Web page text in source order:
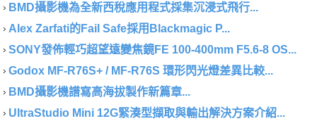
BMD攝影機為全新西稅應用程式採集沉浸式飛行...
Alex Zarfati的Fail Safe採用Blackmagic P...
SONY發佈輕巧超望遠變焦鏡FE 100-400mm F5.6-8 OS...
Godox MF-R76S+ / MF-R76S 環形閃光燈差異比較...
BMD攝影機譜寫高海拔製作新篇章...
UltraStudio Mini 12G緊湊型擷取與輸出解決方案介紹...